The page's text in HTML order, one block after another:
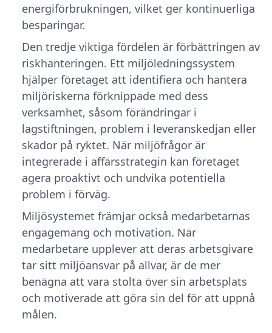
energiförbrukningen, vilket ger kontinuerliga
besparingar.
Den tredje viktiga fördelen är förbättringen av
riskhanteringen. Ett miljöledningssystem
hjälper företaget att identifiera och hantera
miljöriskerna förknippade med dess
verksamhet, såsom förändringar i
lagstiftningen, problem i leveranskedjan eller
skador på ryktet. När miljöfrågor är
integrerade i affärsstrategin kan företaget
agera proaktivt och undvika potentiella
problem i förväg.
Miljösystemet främjar också medarbetarnas
engagemang och motivation. När
medarbetare upplever att deras arbetsgivare
tar sitt miljöansvar på allvar, är de mer
benägna att vara stolta över sin arbetsplats
och motiverade att göra sin del för att uppnå
målen.